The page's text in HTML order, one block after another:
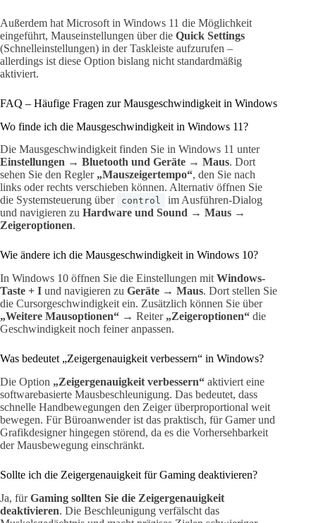
Außerdem hat Microsoft in Windows 11 die Möglichkeit
eingeführt, Mauseinstellungen über die Quick Settings
(Schnelleinstellungen) in der Taskleiste aufzurufen –
allerdings ist diese Option bislang nicht standardmäßig
aktiviert.
FAQ – Häufige Fragen zur Mausgeschwindigkeit in Windows
Wo finde ich die Mausgeschwindigkeit in Windows 11?
Die Mausgeschwindigkeit finden Sie in Windows 11 unter
Einstellungen → Bluetooth und Geräte → Maus. Dort
sehen Sie den Regler „Mauszeigertempo“, den Sie nach
links oder rechts verschieben können. Alternativ öffnen Sie
die Systemsteuerung über
control
im Ausführen-Dialog
und navigieren zu Hardware und Sound → Maus →
Zeigeroptionen.
Wie ändere ich die Mausgeschwindigkeit in Windows 10?
In Windows 10 öffnen Sie die Einstellungen mit Windows-
Taste + I und navigieren zu Geräte → Maus. Dort stellen Sie
die Cursorgeschwindigkeit ein. Zusätzlich können Sie über
„Weitere Mausoptionen“ → Reiter „Zeigeroptionen“ die
Geschwindigkeit noch feiner anpassen.
Was bedeutet „Zeigergenauigkeit verbessern“ in Windows?
Die Option „Zeigergenauigkeit verbessern“ aktiviert eine
softwarebasierte Mausbeschleunigung. Das bedeutet, dass
schnelle Handbewegungen den Zeiger überproportional weit
bewegen. Für Büroanwender ist das praktisch, für Gamer und
Grafikdesigner hingegen störend, da es die Vorhersehbarkeit
der Mausbewegung einschränkt.
Sollte ich die Zeigergenauigkeit für Gaming deaktivieren?
Ja, fürGaming sollten Sie die Zeigergenauigkeit
deaktivieren. Die Beschleunigung verfälscht das